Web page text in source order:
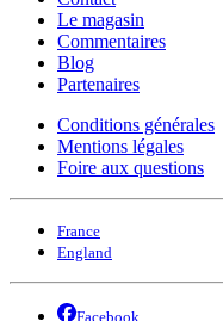
Le magasin
Commentaires
Blog
Partenaires
Conditions générales
Mentions légales
Foire aux questions
France
England
Facebook